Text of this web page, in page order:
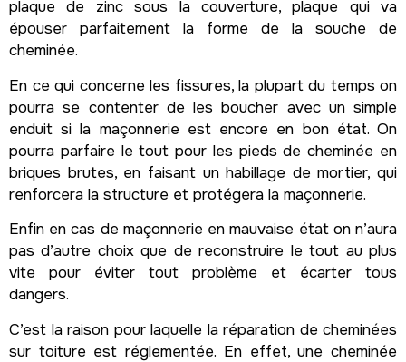
plaque de zinc sous la couverture, plaque qui va
épouser parfaitement la forme de la souche de
cheminée.
En ce qui concerne les fissures, la plupart du temps on
pourra se contenter de les boucher avec un simple
enduit si la maçonnerie est encore en bon état. On
pourra parfaire le tout pour les pieds de cheminée en
briques brutes, en faisant un habillage de mortier, qui
renforcera la structure et protégera la maçonnerie.
Enfin en cas de maçonnerie en mauvaise état on n’aura
pas d’autre choix que de reconstruire le tout au plus
vite pour éviter tout problème et écarter tous
dangers.
C’est la raison pour laquelle la réparation de cheminées
sur toiture est réglementée. En effet, une cheminée